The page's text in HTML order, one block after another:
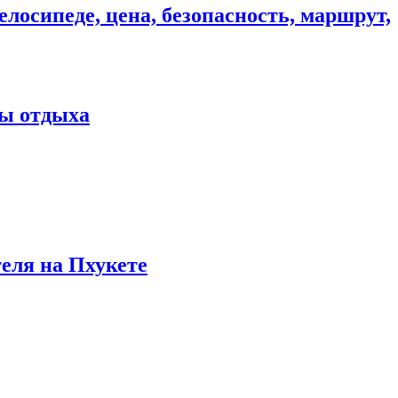
цена, безопасность, маршрут,
отдыха
на Пхукете